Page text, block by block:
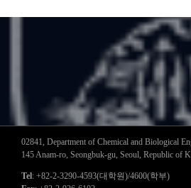
02841, Department of Chemical and Biological
145 Anam-ro, Seongbuk-gu, Seoul, Republic of
Tel: +82-2-3290-4593(대학원)/4600(학부)